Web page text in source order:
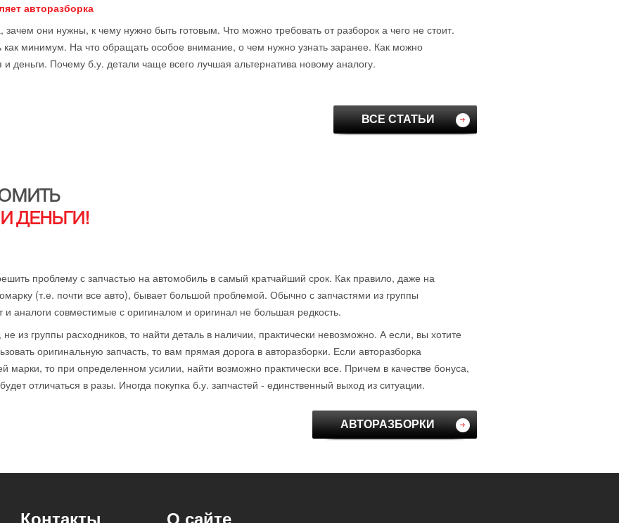
авторазборка
зачем они нужны, к чему нужно быть готовым. Что можно требовать от разборок а чего не стоит.
как минимум. На что обращать особое внимание, о чем нужно узнать заранее. Как можно
деньги. Почему б.у. детали чаще всего лучшая альтернатива новому аналогу.
ВСЕ СТАТЬИ
ДЕНЬГИ!
проблему с запчастью на автомобиль в самый кратчайший срок. Как правило, даже на
(т.е. почти все авто), бывает большой проблемой. Обычно с запчастями из группы
и аналоги совместимые с оригиналом и оригинал не большая редкость.
из группы расходников, то найти деталь в наличии, практически невозможно. А если, вы хотите
оригинальную запчасть, то вам прямая дорога в авторазборки. Если авторазборка
марки, то при определенном усилии, найти возможно практически все. Причем в качестве бонуса,
отличаться в разы. Иногда покупка б.у. запчастей - единственный выход из ситуации.
АВТОРАЗБОРКИ
Контакты О сайте